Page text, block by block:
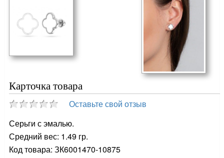
Карточка товара
Оставьте свой отзыв
Серьги с эмалью.
Средний вес: 1.49 гр.
Код товара: ЗК6001470-10875